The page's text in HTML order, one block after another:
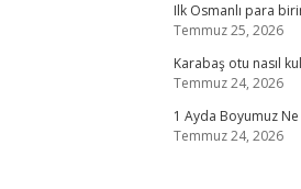
Ilk Osmanlı para
Temmuz 25, 2026
Karabaş otu nasıl
Temmuz 24, 2026
1 Ayda Boyumuz
Temmuz 24, 2026